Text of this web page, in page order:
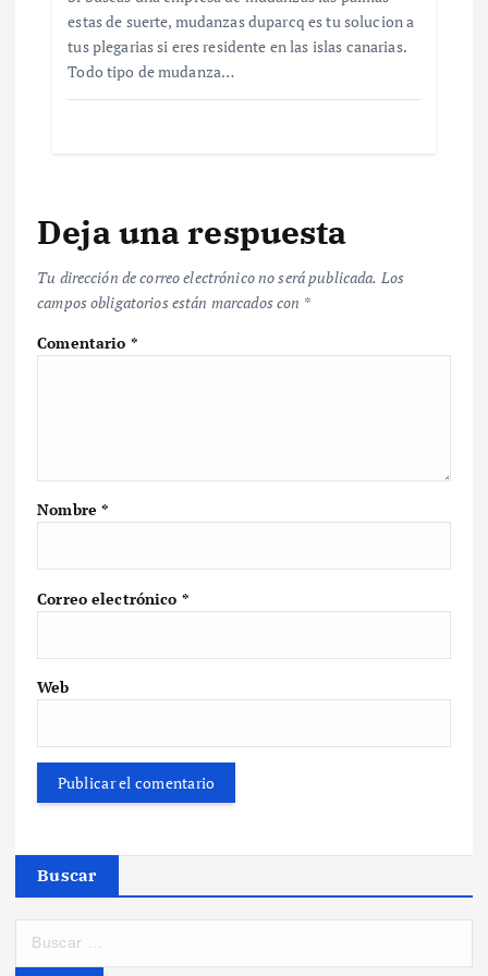
a
s
estas de suerte, mudanzas duparcq es tu solucion a
tus plegarias si eres residente en las islas canarias.
Todo tipo de mudanza…
Deja una respuesta
Tu dirección de correo electrónico no será publicada. Los
campos obligatorios están marcados con *
Comentario *
Nombre*
Correo electrónico *
Web
Buscar